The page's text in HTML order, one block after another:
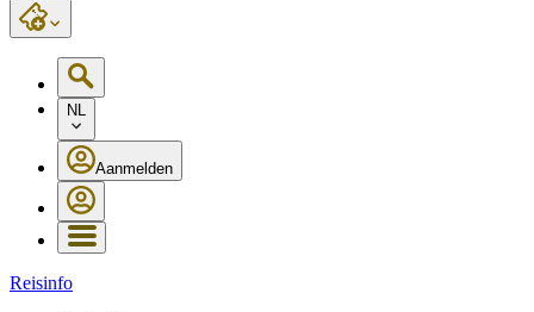
NL
Aanmelden
Reisinfo